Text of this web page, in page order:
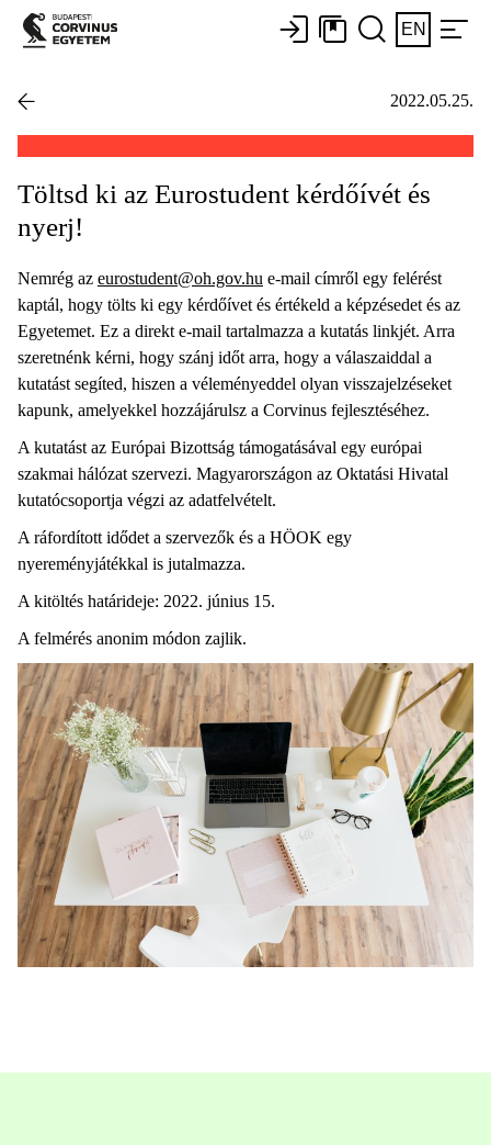
EN
2022.05.25.
Töltsd ki az Eurostudent kérdőívét és
nyerj!
Nemrég az eurostudent@oh.gov.hu e-mail címről egy felérést
kaptál, hogy tölts ki egy kérdőívet és értékeld a képzésedet és az
Egyetemet. Ez a direkt e-mail tartalmazza a kutatás linkjét. Arra
szeretnénk kérni, hogy szánj időt arra, hogy a válaszaiddal a
kutatást segíted, hiszen a véleményeddel olyan visszajelzéseket
kapunk, amelyekkel hozzájárulsz a Corvinus fejlesztéséhez.
A kutatást az Európai Bizottság támogatásával egy európai
szakmai hálózat szervezi. Magyarországon az Oktatási Hivatal
kutatócsoportja végzi az adatfelvételt.
A ráfordított idődet a szervezők és a HÖOK egy
nyereményjátékkal is jutalmazza.
A kitöltés határideje: 2022. június 15.
A felmérés anonim módon zajlik.